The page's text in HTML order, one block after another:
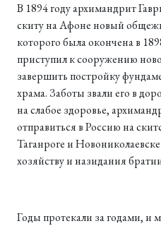
В 1894 году архимандрит
скиту на Афоне новый
которого была окончена в
приступил к сооружению
завершить постройку
храма. Заботы звали его в
на слабое здоровье,
отправиться в Россию на
Таганроге и
хозяйству и назидания
Годы протекали за годами, и